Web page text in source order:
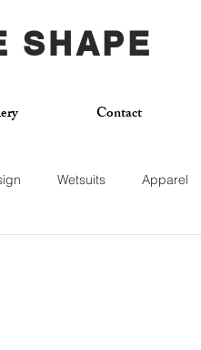
SHAPE
Contact
Wetsuits Apparel